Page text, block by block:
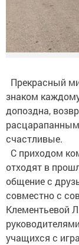
Прекрасный
знаком
допоздна,
счастливые.
С приходом
отходят в
общение с
совместно с
Клементьевой
учащихся с